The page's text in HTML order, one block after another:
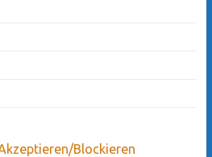
Blockieren